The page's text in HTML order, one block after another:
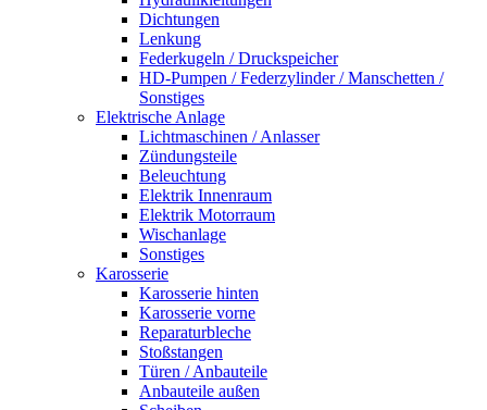
Dichtungen
Lenkung
Federkugeln / Druckspeicher
HD-Pumpen / Federzylinder / Manschetten /
Sonstiges
Elektrische Anlage
Lichtmaschinen / Anlasser
Zündungsteile
Beleuchtung
Elektrik Innenraum
Elektrik Motorraum
Wischanlage
Sonstiges
Karosserie
Karosserie hinten
Karosserie vorne
Reparaturbleche
Stoßstangen
Türen / Anbauteile
Anbauteile außen